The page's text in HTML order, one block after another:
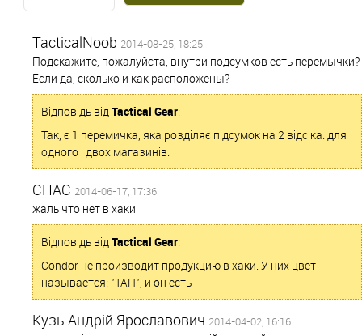
TacticalNoob 2014-08-25, 18:25
Подскажите, пожалуйста, внутри подсумков есть перемычки?
Если да, сколько и как расположены?
Відповідь від Tactical Gear:
Так, є 1 перемичка, яка розділяє підсумок на 2 відсіка: для
одного і двох магазинів.
СПАС 2014-06-17, 17:36
жаль что нет в хаки
Відповідь від Tactical Gear:
Condor не производит продукцию в хаки. У них цвет
называется: "ТАН", и он есть
Кузь Андрій Ярославович 2014-04-02, 16:16